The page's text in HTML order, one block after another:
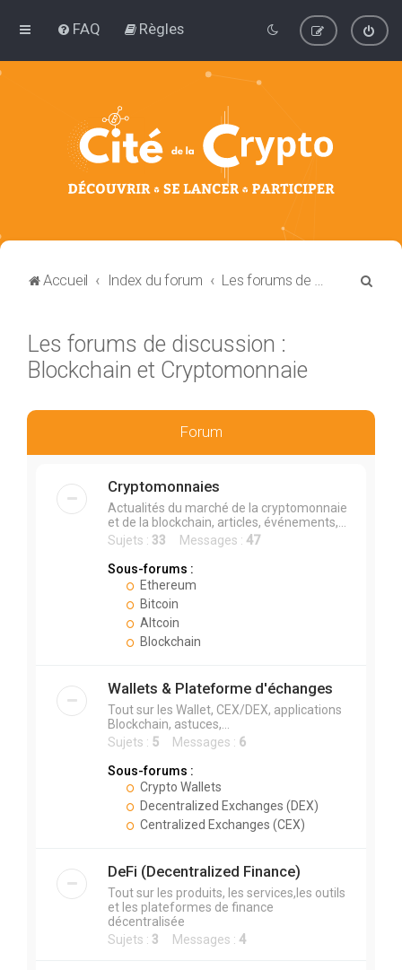
FAQ Règles
Accueil Index du forum Les forums de discussion : Blockchain et Cryptomonnaie
h
Les forums de discussion :
Blockchain et Cryptomonnaie
Forum
Cryptomonnaies
Actualités du marché de la cryptomonnaie
et de la blockchain, articles, événements,...
Sujets : 33 Messages : 47
Sous-forums :
Ethereum
Bitcoin
Altcoin
Blockchain
Wallets & Plateforme d'échanges
Tout sur les Wallet, CEX/DEX, applications
Blockchain, astuces,...
Sujets : 5 Messages : 6
Sous-forums :
Crypto Wallets
Decentralized Exchanges (DEX)
Centralized Exchanges (CEX)
DeFi (Decentralized Finance)
Tout sur les produits, les services,les outils
et les plateformes de finance
décentralisée
Sujets : 3 Messages : 4